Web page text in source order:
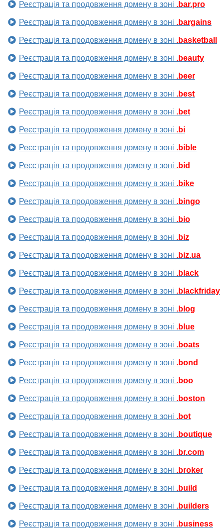
Реєстрація та продовження домену в зоні .bar.pro
Реєстрація та продовження домену в зоні .bargains
Реєстрація та продовження домену в зоні .basketball
Реєстрація та продовження домену в зоні .beauty
Реєстрація та продовження домену в зоні .beer
Реєстрація та продовження домену в зоні .best
Реєстрація та продовження домену в зоні .bet
Реєстрація та продовження домену в зоні .bi
Реєстрація та продовження домену в зоні .bible
Реєстрація та продовження домену в зоні .bid
Реєстрація та продовження домену в зоні .bike
Реєстрація та продовження домену в зоні .bingo
Реєстрація та продовження домену в зоні .bio
Реєстрація та продовження домену в зоні .biz
Реєстрація та продовження домену в зоні .biz.ua
Реєстрація та продовження домену в зоні .black
Реєстрація та продовження домену в зоні .blackfriday
Реєстрація та продовження домену в зоні .blog
Реєстрація та продовження домену в зоні .blue
Реєстрація та продовження домену в зоні .boats
Реєстрація та продовження домену в зоні .bond
Реєстрація та продовження домену в зоні .boo
Реєстрація та продовження домену в зоні .boston
Реєстрація та продовження домену в зоні .bot
Реєстрація та продовження домену в зоні .boutique
Реєстрація та продовження домену в зоні .br.com
Реєстрація та продовження домену в зоні .broker
Реєстрація та продовження домену в зоні .build
Реєстрація та продовження домену в зоні .builders
Реєстрація та продовження домену в зоні .business